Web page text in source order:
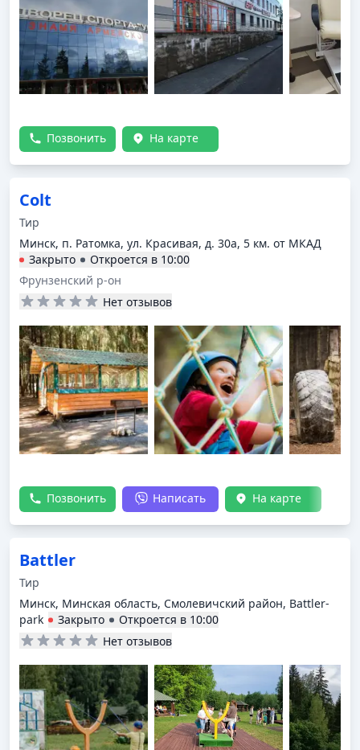
Позвонить На карте
Colt
Тир
Минск, п. Ратомка, ул. Красивая, д. 30а, 5 км. от МКАД
Закрыто
Откроется в 10:00
Фрунзенский р-он
Нет отзывов
Позвонить Написать На карте
Battler
Тир
Минск, Минская область, Смолевичский район, Battler-
park
Закрыто Откроется в 10:00
Нет отзывов